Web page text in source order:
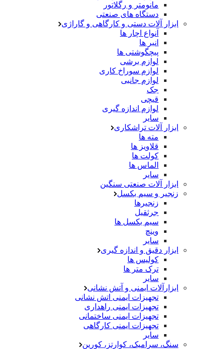
مانومتر و رگلاتور
دستگاه های صنعتی
ابزار آلات دستی و کارگاهی و گاراژی
آنواع اچار ها
انبر ها
پیچگوشتی ها
لوازم برشی
لوازم سوراخ کاری
لوازم جانبی
جک
قیچی
لوازم اندازه گیری
سایر
ابزار آلات تراشکاری
مته ها
قلاویز ها
کولت ها
الماس ها
سایر
ابزار آلات صنعتی سنگین
زنجیر و سیم بکسل
زنجیرها
جرثقیل
سیم بکسل ها
وینچ
سایر
ابزار دقیق و اندازه گیری
کولیس ها
ترک متر ها
سایر
ابزارآلات ایمنی و آتش نشانی
تجهیزات ایمنی اتش نشانی
تجهیزات ایمنی راهداری
تجهیزات ایمنی ساختمانی
تجهیزات ایمنی کارگاهی
سایر
سنگ، سرامیک، کوارتز، کورین